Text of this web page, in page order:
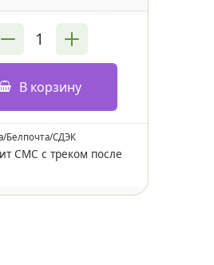
В корзину
Белпочта/СДЭК
СМС с треком после